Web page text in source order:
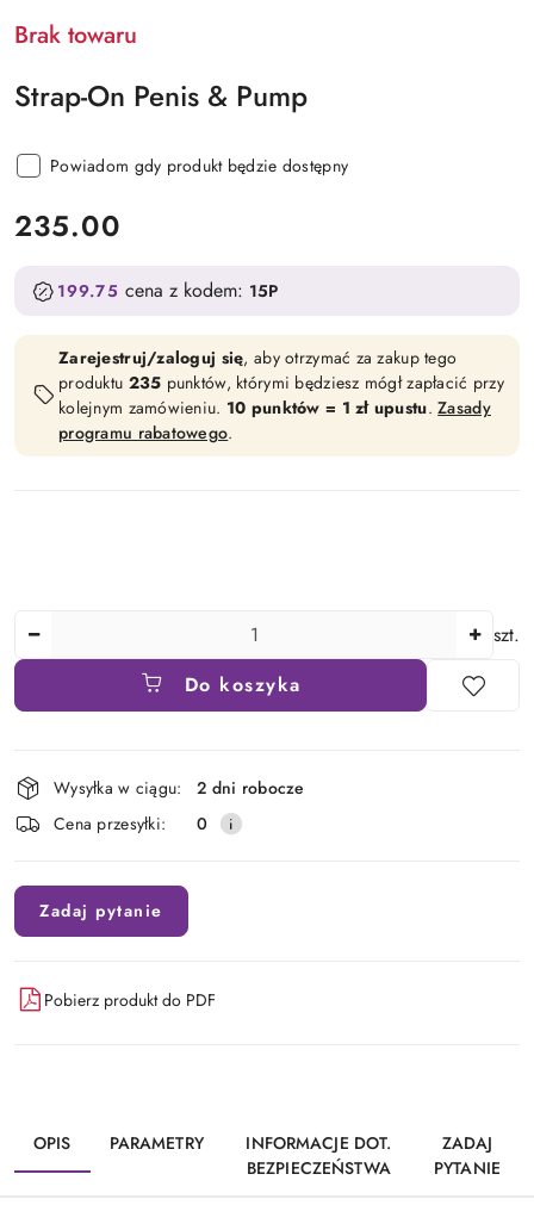
Brak towaru
Strap-On Penis & Pump
Powiadom gdy produkt będzie dostępny
cena:
235.00
199.75 cena z kodem: 15P
Zarejestruj/zaloguj się, aby otrzymać za zakup tego
produktu 235 punktów, którymi będziesz mógł zapłacić przy
kolejnym zamówieniu. 10 punktów = 1 zł upustu.Zasady
programu rabatowego.
szt.
Do koszyka
Dostępność
i
dostawa
Wysyłka w ciągu:
2 dni robocze
Cena przesyłki:
0
Zadaj pytanie
Pobierz produkt do PDF
OPIS PARAMETRY
INFORMACJE DOT.
BEZPIECZEŃSTWA
ZADAJ
PYTANIE